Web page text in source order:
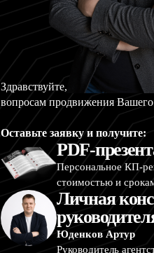
Здравствуйте, меня зовут
вопросам продвижения Вашего
Оставьте заявку и получите:
PDF-
Персональное КП-
стоимостью и
Личная
Юденков Артур
Руководитель